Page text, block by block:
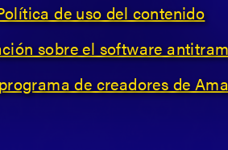
de uso del contenido
sobre el software
de creadores de